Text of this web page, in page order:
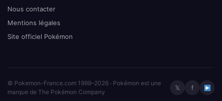
Nous contacter
Mentions légales
Site officiel Pokémon
© Pokemon-France.com 1999–2026 · Pokémon est une
marque de The Pokémon Company
𝕏 f